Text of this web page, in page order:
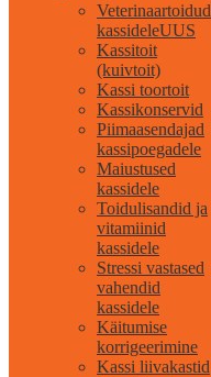
Veterinaartoidud
kassideleUUS
Kassitoit
(kuivtoit)
Kassi toortoit
Kassikonservid
Piimaasendajad
kassipoegadele
Maiustused
kassidele
Toidulisandid ja
vitamiinid
kassidele
Stressi vastased
vahendid
kassidele
Käitumise
korrigeerimine
Kassi liivakastid